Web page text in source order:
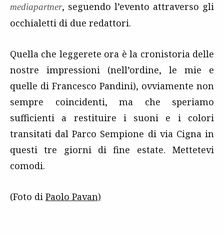
mediapartner, seguendo l’evento attraverso gli
occhialetti di due redattori.
Quella che leggerete ora è la cronistoria delle
nostre impressioni (nell’ordine, le mie e
quelle di Francesco Pandini), ovviamente non
sempre coincidenti, ma che speriamo
sufficienti a restituire i suoni e i colori
transitati dal Parco Sempione di via Cigna in
questi tre giorni di fine estate. Mettetevi
comodi.
(Foto di Paolo Pavan)